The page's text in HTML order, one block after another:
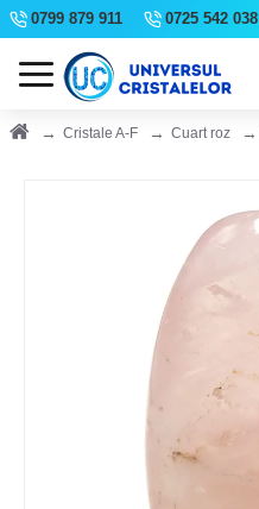
0799 879 911 0725 542 038
Cristale A-F Cuart roz